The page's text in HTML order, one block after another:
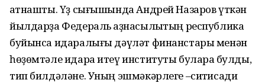
ҡатнашты. Үҙ сығышында Андрей Назаров үткән
йылдарҙа Федераль ҡаҙнасылыҡтың республика
буйынса идаралығы дәүләт финанстары менән
һөҙөмтәле идара итеү институты булараҡ булды,
тип билдәләне. Уның эшмәкәрлеге –сиҡтисади